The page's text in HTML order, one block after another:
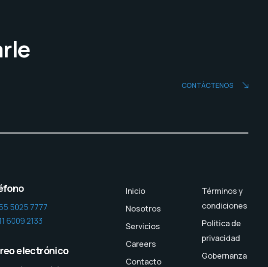
CONTÁCTENOS
5025 7777
6009 2133
electrónico
Inicio
Nosotros
Servicios
Careers
Contacto
Términos y
condiciones
Política de
privacidad
Gobernanza